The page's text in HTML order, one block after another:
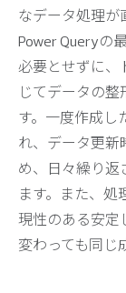
なデータ処理が
Power Queryの
必要とせずに、
じてデータの
す。一度作成し
れ、データ更新
め、日々繰り返
ます。また、
現性のある安定
変わっても同じ